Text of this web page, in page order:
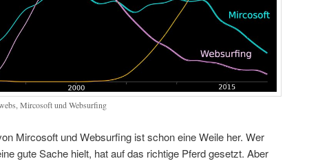
Mircosoft und Websurfing
Mircosoft und Websurfing ist schon eine Weile her. Wer
gute Sache hielt, hat auf das richtige Pferd gesetzt. Aber